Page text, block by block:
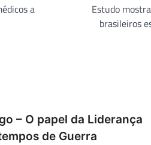
a
Estudo
brasileiros
– O papel da Liderança
de Guerra